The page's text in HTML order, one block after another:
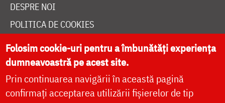
DESPRE NOI
POLITICA DE COOKIES
DONEAZĂ ONLINE PENTRU CATEDRALA NAȚIONALĂ
LIVE
Folosim cookie-uri pentru a îmbunătăți experiența
dumneavoastră pe acest site.
Prin continuarea navigării în această pagină
confirmați acceptarea utilizării fișierelor de tip